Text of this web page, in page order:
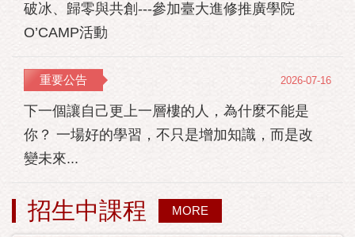
破冰、歸零與共創---參加臺大進修推廣學院
O’CAMP活動
重要公告
下一個讓自己更上一層樓的人，為什麼不能是
你？ 一場好的學習，不只是增加知識，而是改
變未來...
2026-07-16
招生中課程 MORE